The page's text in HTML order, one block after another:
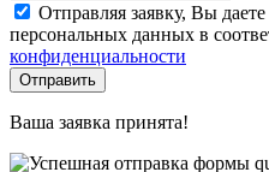
Отправляя заявку, Вы
персональных данных в
конфиденциальности
Отправить
Ваша заявка принята!